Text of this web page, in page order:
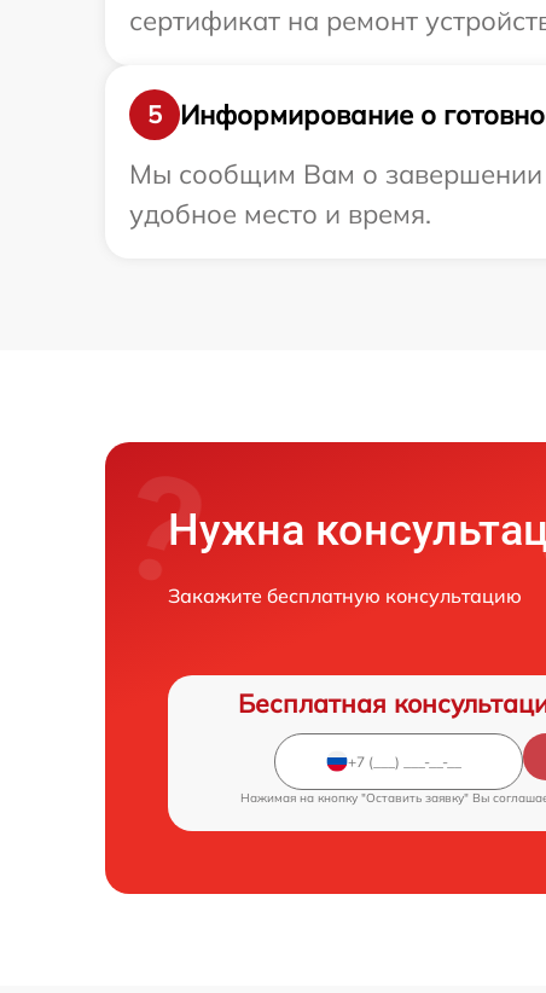
сертификат на ремонт
5
Информирование о
Мы сообщим Вам о завершении
удобное место и время.
Нужна
Закажите бесплатную консультацию
Бесплатная
Нажимая на кнопку "Оставить заявку" Вы